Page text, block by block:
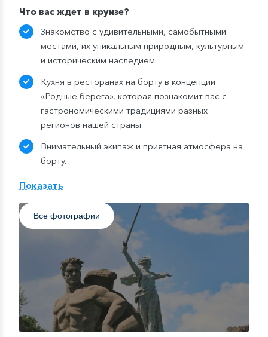
Что вас ждет в круизе?
Знакомство с удивительными, самобытными
местами, их уникальным природным, культурным
и историческим наследием.
Кухня в ресторанах на борту в концепции
«Родные берега», которая познакомит вас с
гастрономическими традициями разных
регионов нашей страны.
Внимательный экипаж и приятная атмосфера на
борту.
Возможность отлично отдохнуть и ощутить на
Великолепные речные пейзажи, яркие
впечатления и множество красивых фото на
Чем знамениты стоянки на маршруте?
Самара
крупный поволжский город, имеющий
интересную историю и множество самобытных
достопримечательностей. На главных улицах Самары
находится кирха немецко-лютеранской церкви,
бункер Сталина, а также один из крупнейших музеев
Показать
Все фотографии